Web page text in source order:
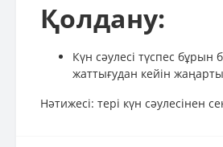
Қолдану:
Күн сәулесі түспес
жаттығудан кейін
Нәтижесі: тері күн сәулесінен